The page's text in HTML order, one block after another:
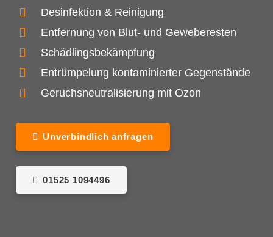
Desinfektion & Reinigung
Entfernung von Blut- und Geweberesten
Schädlingsbekämpfung
Entrümpelung kontaminierter Gegenstände
Geruchsneutralisierung mit Ozon
Unverbindlich anfragen
01525 1094496